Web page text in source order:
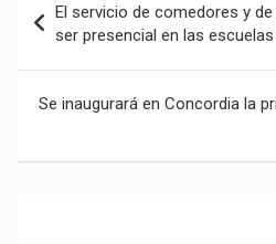
de
entradas
El servicio de comedores y
ser presencial en las
Se inaugurará en Concordia la